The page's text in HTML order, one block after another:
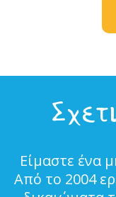
Είμαστε ένα
Από το 2004